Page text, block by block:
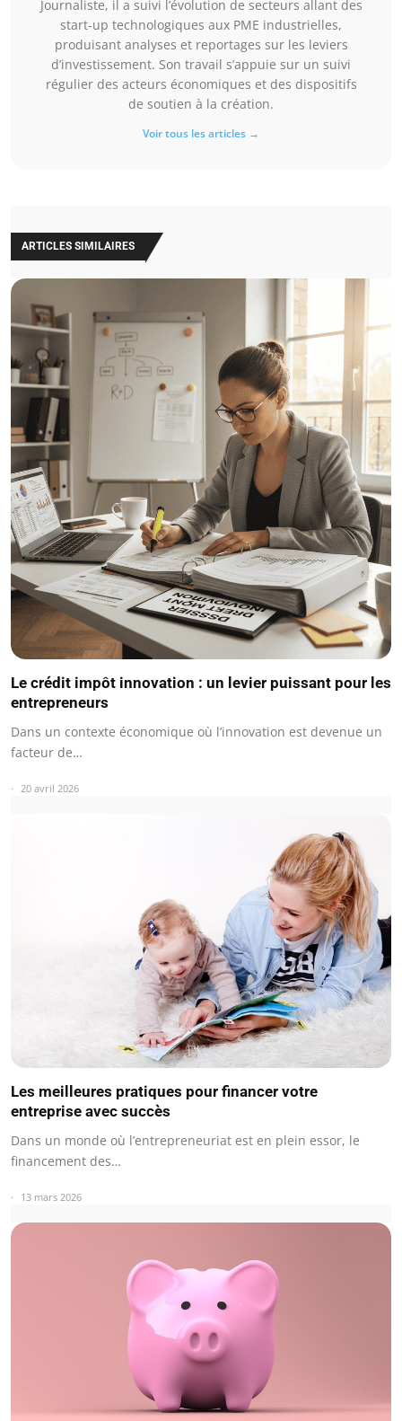
Journaliste, il a suivi l’évolution de secteurs allant des
start-up technologiques aux PME industrielles,
produisant analyses et reportages sur les leviers
d’investissement. Son travail s’appuie sur un suivi
régulier des acteurs économiques et des dispositifs
de soutien à la création.
Voir tous les articles →
ARTICLES SIMILAIRES
Le crédit impôt innovation : un levier puissant pour les
entrepreneurs
Dans un contexte économique où l’innovation est devenue un
facteur de…
20 avril 2026
Les meilleures pratiques pour financer votre
entreprise avec succès
Dans un monde où l’entrepreneuriat est en plein essor, le
financement des…
13 mars 2026